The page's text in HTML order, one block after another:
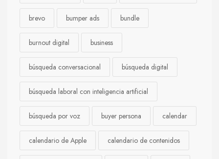
brevo bumper ads bundle
burnout digital business
búsqueda conversacional búsqueda digital
búsqueda laboral con inteligencia artificial
búsqueda por voz buyer persona calendar
calendario de Apple calendario de contenidos